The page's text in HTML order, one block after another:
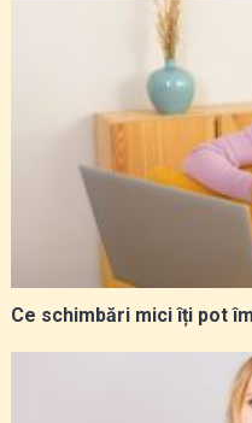
Ce schimbări mici îți pot